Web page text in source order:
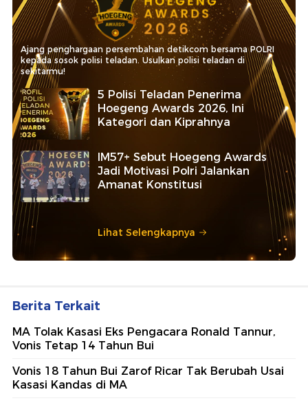
Ajang penghargaan persembahan detikcom bersama POLRI
kepada sosok polisi teladan. Usulkan polisi teladan di
sekitarmu!
5 Polisi Teladan Penerima
Hoegeng Awards 2026, Ini
Kategori dan Kiprahnya
IM57+ Sebut Hoegeng Awards
Jadi Motivasi Polri Jalankan
Amanat Konstitusi
Lihat Selengkapnya
Berita Terkait
MA Tolak Kasasi Eks Pengacara Ronald Tannur,
Vonis Tetap 14 Tahun Bui
Vonis 18 Tahun Bui Zarof Ricar Tak Berubah Usai
Kasasi Kandas di MA